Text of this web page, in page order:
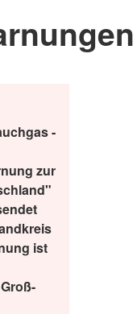
-
zur
ist